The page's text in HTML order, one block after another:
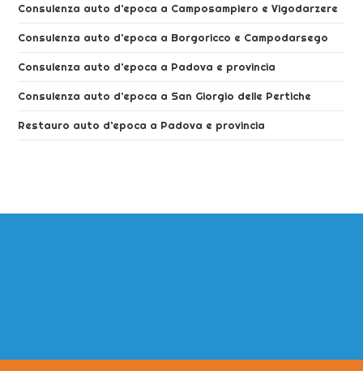
Consulenza auto d’epoca a Camposampiero e Vigodarzere
Consulenza auto d’epoca a Borgoricco e Campodarsego
Consulenza auto d’epoca a Padova e provincia
Consulenza auto d’epoca a San Giorgio delle Pertiche
Restauro auto d’epoca a Padova e provincia